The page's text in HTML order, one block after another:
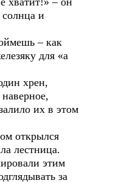
и
– как
для «а
хрен,
их в этом
открылся
лестница.
этим
за